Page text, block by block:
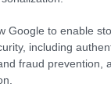
Google to enable
including
fraud prevention,
di Gallura
*